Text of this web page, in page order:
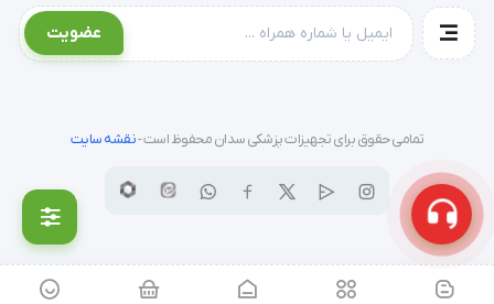
عضویت
تمامی حقوق برای تجهیزات پزشکی سدان محفوظ است -نقشه سایت